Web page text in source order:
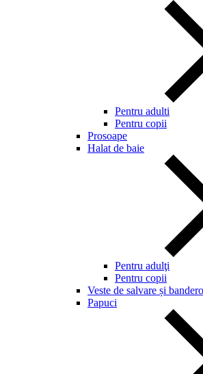
Pentru adulti
Pentru copii
Prosoape
Halat de baie
Pentru adulţi
Pentru copii
Veste de salvare și
Papuci